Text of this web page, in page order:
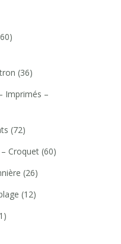
(36)
Imprimés –
(72)
Croquet (60)
(26)
(12)